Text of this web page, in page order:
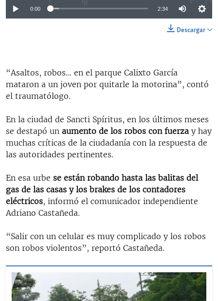
0:00 2:34
Descargar
“Asaltos, robos... en el parque Calixto García
mataron a un joven por quitarle la motorina”, contó
el traumatólogo.
En la ciudad de Sancti Spíritus, en los últimos meses
se destapó un aumento de los robos con fuerza y hay
muchas críticas de la ciudadanía con la respuesta de
las autoridades pertinentes.
En esa urbe se están robando hasta las balitas del
gas de las casas y los brakes de los contadores
eléctricos, informó el comunicador independiente
Adriano Castañeda.
“Salir con un celular es muy complicado y los robos
son robos violentos”, reportó Castañeda.